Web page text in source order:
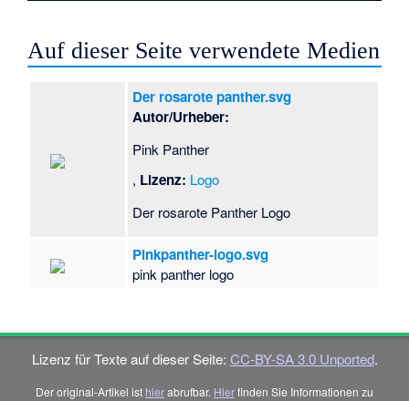
Auf dieser Seite verwendete Medien
Der rosarote panther.svg
Autor/Urheber:
Pink Panther
, Lizenz: Logo
Der rosarote Panther Logo
Pinkpanther-logo.svg
pink panther logo
Lizenz für Texte auf dieser Seite: CC-BY-SA 3.0 Unported.
Der original-Artikel ist hierabrufbar. Hierfinden Sie Informationen zu